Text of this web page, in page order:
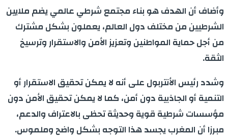
وأضاف أن الهدف هو بناء مجتمع شرطي عالمي يضم ملايين
الشرطيين من مختلف دول العالم، يعملون بشكل مشترك
من أجل حماية المواطنين وتعزيز الأمن والاستقرار وترسيخ
الثقة.
وشدد رئيس الأنتربول على أنه لا يمكن تحقيق الاستقرار أو
التنمية أو الجاذبية دون أمن، كما لا يمكن تحقيق الأمن دون
مؤسسات شرطية قوية وحديثة تحظى بالاعتراف والدعم،
مبرزا أن المغرب يجسد هذا التوجه بشكل واضح وملموس.